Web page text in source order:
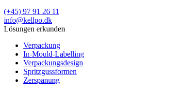
(+45) 97 91 26 11
info@kellpo.dk
Lösungen erkunden
Verpackung
In-Mould-Labelling
Verpackungsdesign
Spritzgussformen
Zerspanung